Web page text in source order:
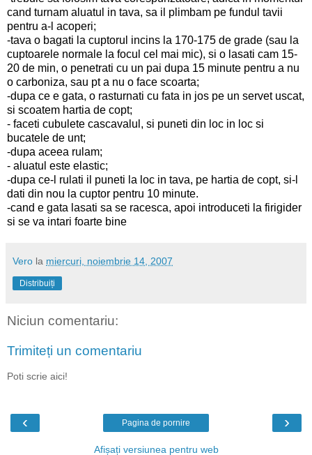
cand turnam aluatul in tava, sa il plimbam pe fundul tavii
pentru a-l acoperi;
-tava o bagati la cuptorul incins la 170-175 de grade (sau la
cuptoarele normale la focul cel mai mic), si o lasati cam 15-
20 de min, o penetrati cu un pai dupa 15 minute pentru a nu
o carboniza, sau pt a nu o face scoarta;
-dupa ce e gata, o rasturnati cu fata in jos pe un servet uscat,
si scoatem hartia de copt;
- faceti cubulete cascavalul, si puneti din loc in loc si
bucatele de unt;
-dupa aceea rulam;
- aluatul este elastic;
-dupa ce-l rulati il puneti la loc in tava, pe hartia de copt, si-l
dati din nou la cuptor pentru 10 minute.
-cand e gata lasati sa se racesca, apoi introduceti la firigider
si se va intari foarte bine
Vero la miercuri, noiembrie 14, 2007
Distribuiți
Niciun comentariu:
Trimiteți un comentariu
Poti scrie aici!
‹ ›
Pagina de pornire
Afișați versiunea pentru web